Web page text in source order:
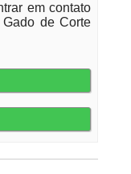
em contato
de Corte